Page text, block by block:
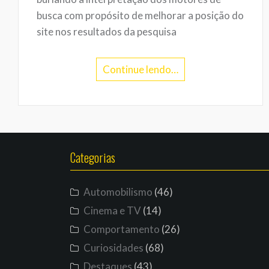
busca com propósito de melhorar a posição do
site nos resultados da pesquisa
Continue lendo…
Categorias
Automobilismo (46)
Cinema e TV(14)
Comportamento (26)
Curiosidades (68)
Destaques (43)